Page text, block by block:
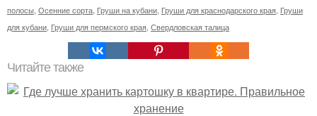
полосы Осенние сорта Груши на кубани Груши для краснодарского края Груши
для кубани Груши для пермского края Свердловская талица
Читайте также